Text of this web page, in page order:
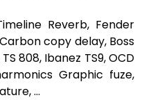
Reverb, Fender
copy delay, Boss
808, Ibanez TS9, OCD
Graphic fuze,
…